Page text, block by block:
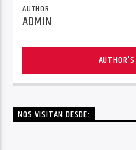
AUTHOR
ADMIN
NOS VISITAN DESDE: